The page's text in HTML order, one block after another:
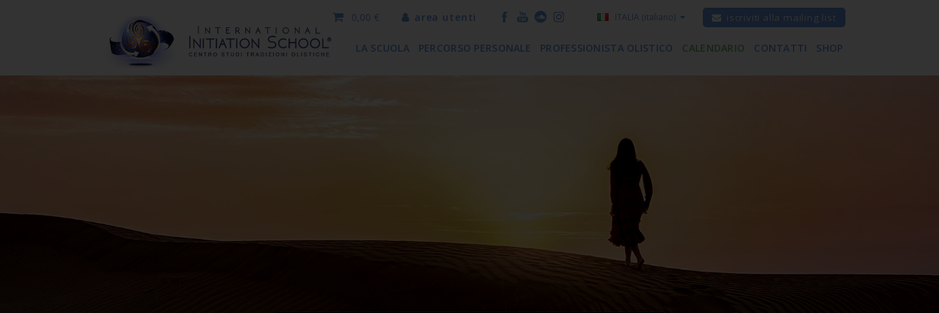
iscriviti alla mailing list
ITALIA (italiano)
area utenti
0,00 €
LA SCUOLA PERCORSO PERSONALE PROFESSIONISTA OLISTICO CALENDARIO CONTATTI SHOP